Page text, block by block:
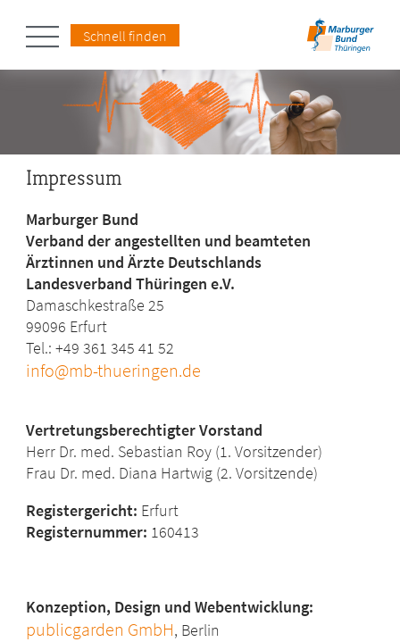
Schnell finden
Impressum
Marburger Bund
Verband der angestellten und beamteten
Ärztinnen und Ärzte Deutschlands
Landesverband Thüringen e.V.
Damaschkestraße 25
99096 Erfurt
Tel.: +49 361 345 41 52
info@mb-thueringen.de
Vertretungsberechtigter Vorstand
Herr Dr. med. Sebastian Roy (1. Vorsitzender)
Frau Dr. med. Diana Hartwig (2. Vorsitzende)
Registergericht: Erfurt
Registernummer: 160413
Konzeption, Design und Webentwicklung:
publicgarden GmbH, Berlin